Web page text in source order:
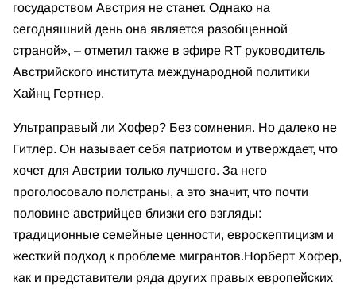
государством Австрия не станет. Однако на
сегодняшний день она является разобщенной
страной», – отметил также в эфире RT руководитель
Австрийского института международной политики
Хайнц Гертнер.
Ультраправый ли Хофер? Без сомнения. Но далеко не
Гитлер. Он называет себя патриотом и утверждает, что
хочет для Австрии только лучшего. За него
проголосовало полстраны, а это значит, что почти
половине австрийцев близки его взгляды:
традиционные семейные ценности, евроскептицизм и
жесткий подход к проблеме мигрантов.Норберт Хофер,
как и представители ряда других правых европейских